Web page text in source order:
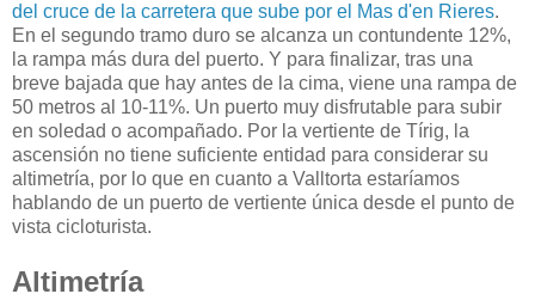
del cruce de la carretera que sube por el Mas d'en Rieres.
En el segundo tramo duro se alcanza un contundente 12%,
la rampa más dura del puerto. Y para finalizar, tras una
breve bajada que hay antes de la cima, viene una rampa de
50 metros al 10-11%. Un puerto muy disfrutable para subir
en soledad o acompañado. Por la vertiente de Tírig, la
ascensión no tiene suficiente entidad para considerar su
altimetría, por lo que en cuanto a Valltorta estaríamos
hablando de un puerto de vertiente única desde el punto de
vista cicloturista.
Altimetría